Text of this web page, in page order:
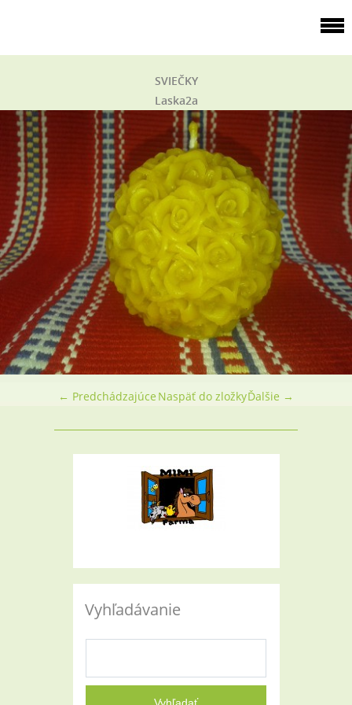
SVIEČKY
Laska2a
← Predchádzajúce Ďalšie →
Naspäť do zložky
Vyhľadávanie